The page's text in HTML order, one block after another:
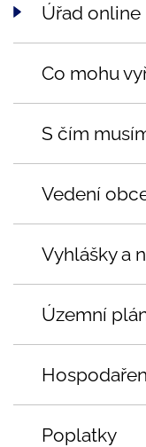
Úřad online
Co mohu
S čím
Vedení
Vyhlášky a
Územní
Poplatky